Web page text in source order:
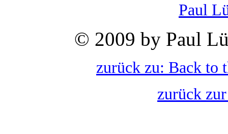
Paul
© 2009 by Paul
zurück zu: Back to
zurück